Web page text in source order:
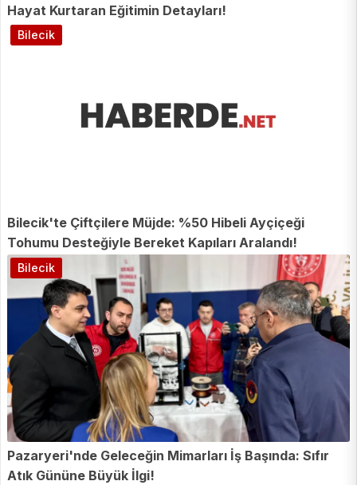
Hayat Kurtaran Eğitimin Detayları!
Bilecik'te Çiftçilere Müjde: %50 Hibeli Ayçiçeği
Tohumu Desteğiyle Bereket Kapıları Aralandı!
Bilecik
Pazaryeri'nde Geleceğin Mimarları İş Başında: Sıfır
Atık Gününe Büyük İlgi!
Bilecik